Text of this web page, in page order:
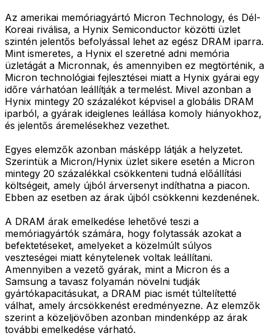
Az amerikai memóriagyártó Micron Technology, és Dél-
Koreai riválisa, a Hynix Semiconductor közötti üzlet
szintén jelentős befolyással lehet az egész DRAM iparra.
Mint ismeretes, a Hynix el szeretné adni memória
üzletágát a Micronnak, és amennyiben ez megtörténik, a
Micron technológiai fejlesztései miatt a Hynix gyárai egy
időre várhatóan leállítják a termelést. Mivel azonban a
Hynix mintegy 20 százalékot képvisel a globális DRAM
iparból, a gyárak ideiglenes leállása komoly hiányokhoz,
és jelentős áremelésekhez vezethet.
Egyes elemzők azonban másképp látják a helyzetet.
Szerintük a Micron/Hynix üzlet sikere esetén a Micron
mintegy 20 százalékkal csökkenteni tudná előállítási
költségeit, amely újból árversenyt indíthatna a piacon.
Ebben az esetben az árak újból csökkenni kezdenének.
A DRAM árak emelkedése lehetővé teszi a
memóriagyártók számára, hogy folytassák azokat a
befektetéseket, amelyeket a közelmúlt súlyos
veszteségei miatt kénytelenek voltak leállítani.
Amennyiben a vezető gyárak, mint a Micron és a
Samsung a tavasz folyamán növelni tudják
gyártókapacitásukat, a DRAM piac ismét túltelítetté
válhat, amely árcsökkenést eredményezne. Az elemzők
szerint a közeljövőben azonban mindenképp az árak
további emelkedése várható.